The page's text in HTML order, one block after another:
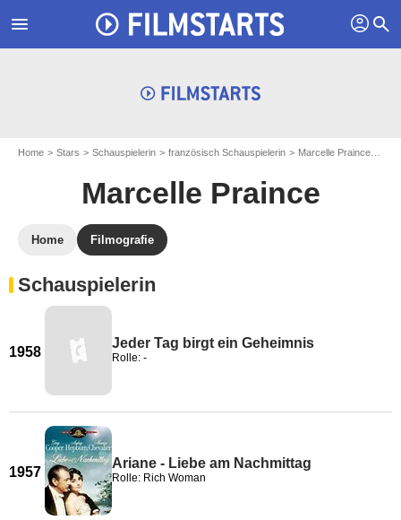
menu profil search
Home Stars Schauspielerin französisch Schauspielerin Marcelle Praince
Marcelle Praince
Home Filmografie
Schauspielerin
1958
Jeder Tag birgt ein Geheimnis
Rolle: -
1957
Ariane - Liebe am Nachmittag
Rolle: Rich Woman